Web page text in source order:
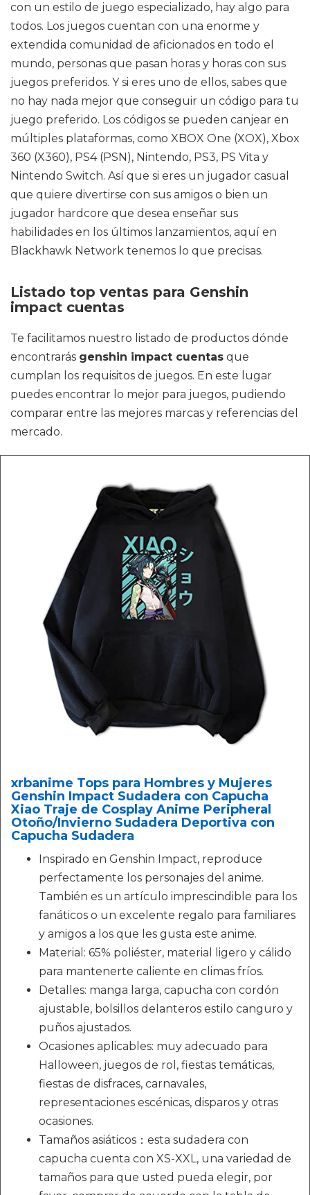
con un estilo de juego especializado, hay algo para
todos. Los juegos cuentan con una enorme y
extendida comunidad de aficionados en todo el
mundo, personas que pasan horas y horas con sus
juegos preferidos. Y si eres uno de ellos, sabes que
no hay nada mejor que conseguir un código para tu
juego preferido. Los códigos se pueden canjear en
múltiples plataformas, como XBOX One (XOX), Xbox
360 (X360), PS4 (PSN), Nintendo, PS3, PS Vita y
Nintendo Switch. Así que si eres un jugador casual
que quiere divertirse con sus amigos o bien un
jugador hardcore que desea enseñar sus
habilidades en los últimos lanzamientos, aquí en
Blackhawk Network tenemos lo que precisas.
Listado top ventas para Genshin
impact cuentas
Te facilitamos nuestro listado de productos dónde
encontrarás genshin impact cuentas que
cumplan los requisitos de juegos. En este lugar
puedes encontrar lo mejor para juegos, pudiendo
comparar entre las mejores marcas y referencias del
mercado.
xrbanime Tops para Hombres y Mujeres
Genshin Impact Sudadera con Capucha
Xiao Traje de Cosplay Anime Peripheral
Otoño/Invierno Sudadera Deportiva con
Capucha Sudadera
Inspirado en Genshin Impact, reproduce
perfectamente los personajes del anime.
También es un artículo imprescindible para los
fanáticos o un excelente regalo para familiares
y amigos a los que les gusta este anime.
Material: 65% poliéster, material ligero y cálido
para mantenerte caliente en climas fríos.
Detalles: manga larga, capucha con cordón
ajustable, bolsillos delanteros estilo canguro y
puños ajustados.
Ocasiones aplicables: muy adecuado para
Halloween, juegos de rol, fiestas temáticas,
fiestas de disfraces, carnavales,
representaciones escénicas, disparos y otras
ocasiones.
Tamaños asiáticos：esta sudadera con
capucha cuenta con XS-XXL, una variedad de
tamaños para que usted pueda elegir, por